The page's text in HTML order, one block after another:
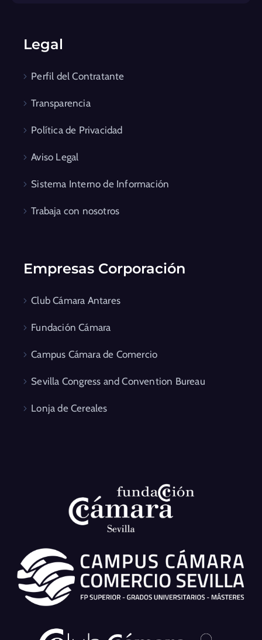
Legal
Perfil del Contratante
Transparencia
Política de Privacidad
Aviso Legal
Sistema Interno de Información
Trabaja con nosotros
Empresas Corporación
Club Cámara Antares
Fundación Cámara
Campus Cámara de Comercio
Sevilla Congress and Convention Bureau
Lonja de Cereales